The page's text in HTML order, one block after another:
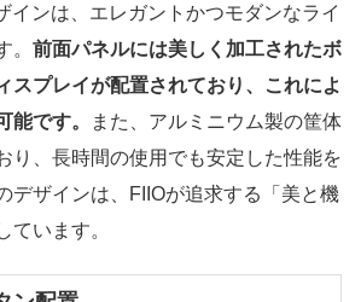
インは、エレガントかつモダンなライ
。 前面パネルには美しく加工されたボ
スプレイが配置されており、これによ
能です。
また、アルミニウム製の筐体
り、長時間の使用でも安定した性能を
デザインは、FIIOが追求する「美と機
ています。